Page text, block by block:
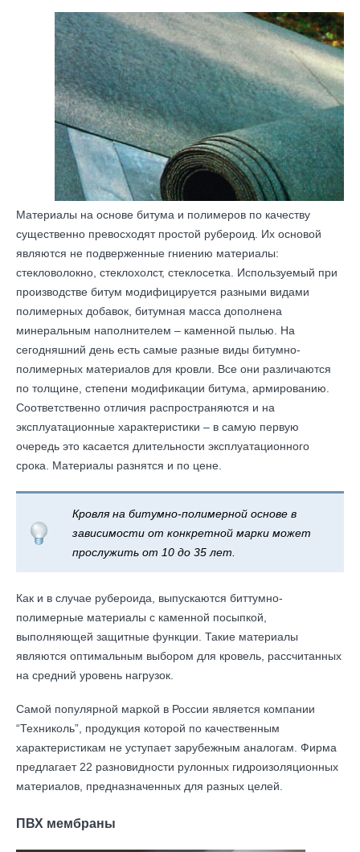
Материалы на основе битума и полимеров по качеству
существенно превосходят простой рубероид. Их основой
являются не подверженные гниению материалы:
стекловолокно, стеклохолст, стеклосетка. Используемый при
производстве битум модифицируется разными видами
полимерных добавок, битумная масса дополнена
минеральным наполнителем – каменной пылью. На
сегодняшний день есть самые разные виды битумно-
полимерных материалов для кровли. Все они различаются
по толщине, степени модификации битума, армированию.
Соответственно отличия распространяются и на
эксплуатационные характеристики – в самую первую
очередь это касается длительности эксплуатационного
срока. Материалы разнятся и по цене.
Кровля на битумно-полимерной основе в
зависимости от конкретной марки может
прослужить от 10 до 35 лет.
Как и в случае рубероида, выпускаются биттумно-
полимерные материалы с каменной посыпкой,
выполняющей защитные функции. Такие материалы
являются оптимальным выбором для кровель, рассчитанных
на средний уровень нагрузок.
Самой популярной маркой в России является компании
“Техниколь”, продукция которой по качественным
характеристикам не уступает зарубежным аналогам. Фирма
предлагает 22 разновидности рулонных гидроизоляционных
материалов, предназначенных для разных целей.
ПВХ мембраны